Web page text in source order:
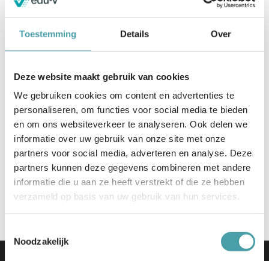
Toestemming Details Over
Deze website maakt gebruik van cookies
We gebruiken cookies om content en advertenties te
personaliseren, om functies voor social media te bieden
en om ons websiteverkeer te analyseren. Ook delen we
informatie over uw gebruik van onze site met onze
partners voor social media, adverteren en analyse. Deze
partners kunnen deze gegevens combineren met andere
informatie die u aan ze heeft verstrekt of die ze hebben
verzameld op basis van uw gebruik van hun services.
Noodzakelijk
Organisatie
E-mailadres*
Telefoonnummer*
Toestemming*
Ik ga akkoord met hetprivacybeleid.
Versturen